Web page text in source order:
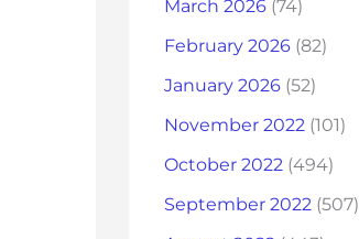
March 2026 (74)
February 2026 (82)
January 2026 (52)
November 2022 (101)
October 2022 (494)
September 2022 (507)